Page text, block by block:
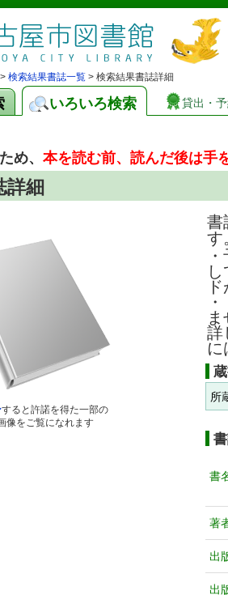
> 検索結果書誌一覧 > 検索結果書誌詳細
いろいろ検索 貸出・
め、本を読む前、読んだ後は手
詳細
すると許諾を得た一部の
像をご覧になれます
書
す
詳
に
所
書
著
出
出